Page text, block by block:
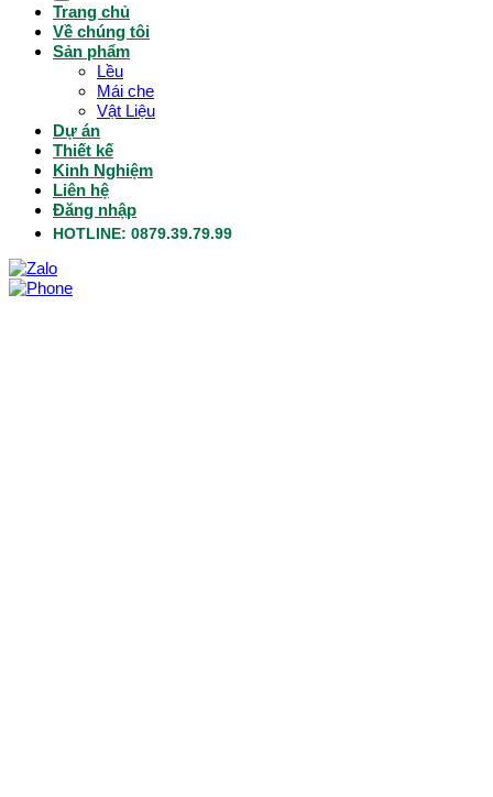
Trang chủ
Về chúng tôi
Sản phẩm
Lều
Mái che
Vật Liệu
Dự án
Thiết kế
Kinh Nghiệm
Liên hệ
Đăng nhập
HOTLINE: 0879.39.79.99